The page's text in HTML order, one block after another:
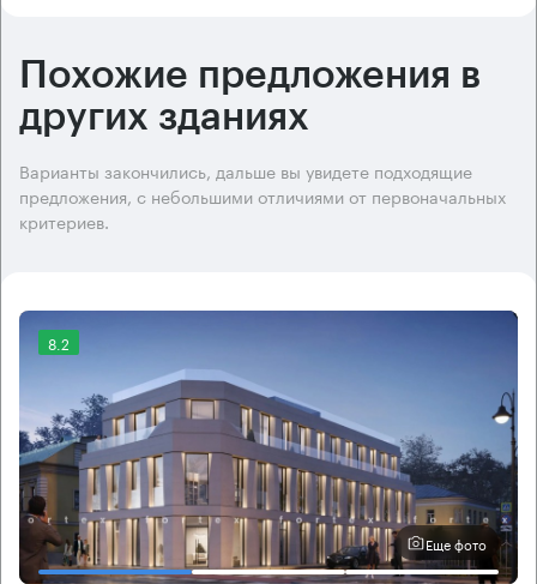
Похожие предложения в
других зданиях
Варианты закончились, дальше вы увидете подходящие
предложения, с небольшими отличиями от первоначальных
критериев.
8.2
Еще фото